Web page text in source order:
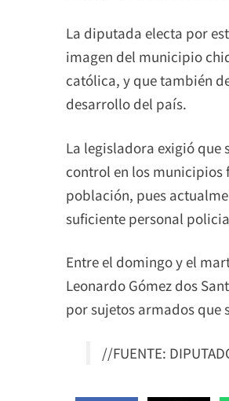
La diputada electa por
imagen del municipio
católica, y que también
desarrollo del país.
La legisladora exigió que
control en los municipios
población, pues
suficiente personal
Entre el domingo y el
Leonardo Gómez dos
por sujetos armados que
//FUENTE: